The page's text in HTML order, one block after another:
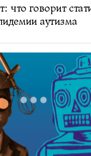
что говорит
аутизма